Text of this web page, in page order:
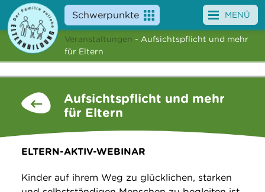
Schwerpunkte
Angebote
News
Über uns
Suche
MENÜ
Veranstaltungen - Aufsichtspflicht und mehr
für Eltern
Aufsichtspflicht und mehr
für Eltern
ELTERN-AKTIV-WEBINAR
Kinder auf ihrem Weg zu glücklichen, starken